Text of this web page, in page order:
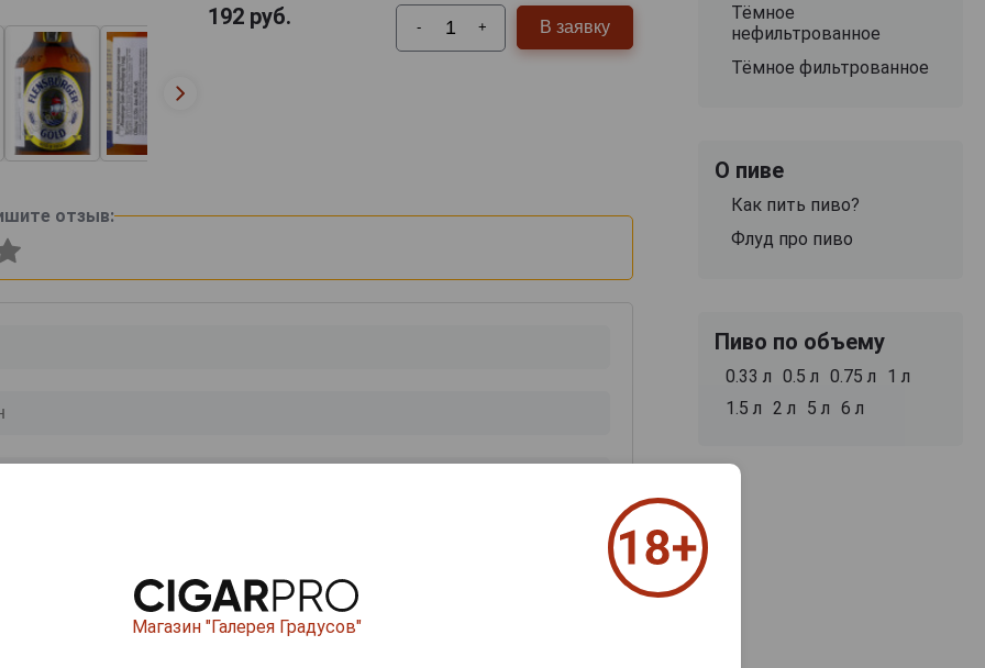
192руб. - + В заявку
отзыв:
Тёмное
нефильтрованное
Тёмное фильтрованное
О пиве
Как пить пиво?
Флуд про пиво
Пиво по объему
0.33 л 0.5 л 0.75 л
1 л
1.5 л
2 л 5 л 6 л
Магазин "Галерея Градусов"